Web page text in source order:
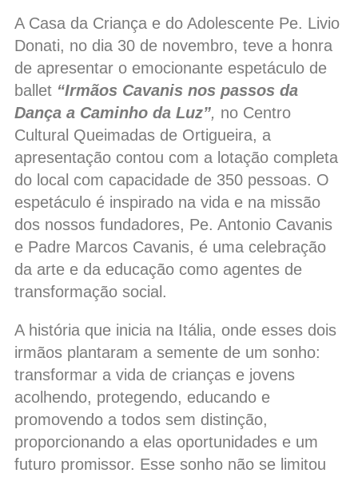
A Casa da Criança e do Adolescente Pe. Livio
Donati, no dia 30 de novembro, teve a honra
de apresentar o emocionante espetáculo de
ballet “Irmãos Cavanis nos passos da
Dança a Caminho da Luz”, no Centro
Cultural Queimadas de Ortigueira, a
apresentação contou com a lotação completa
do local com capacidade de 350 pessoas. O
espetáculo é inspirado na vida e na missão
dos nossos fundadores, Pe. Antonio Cavanis
e Padre Marcos Cavanis, é uma celebração
da arte e da educação como agentes de
transformação social.
A história que inicia na Itália, onde esses dois
irmãos plantaram a semente de um sonho:
transformar a vida de crianças e jovens
acolhendo, protegendo, educando e
promovendo a todos sem distinção,
proporcionando a elas oportunidades e um
futuro promissor. Esse sonho não se limitou